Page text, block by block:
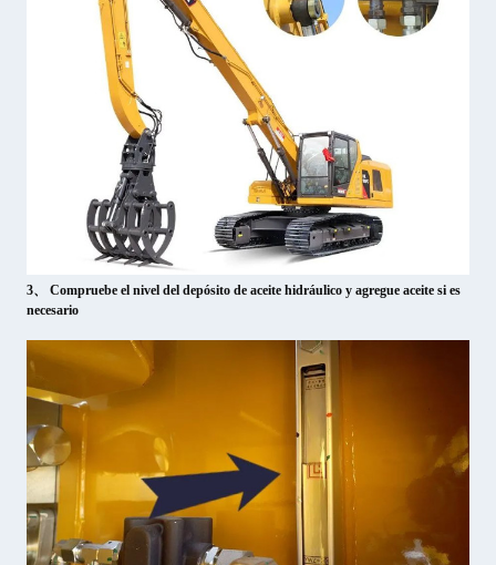
3、 Compruebe el nivel del depósito de aceite hidráulico y agregue aceite si es
necesario